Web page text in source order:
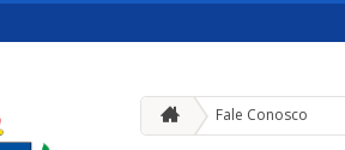
Fale Conosco